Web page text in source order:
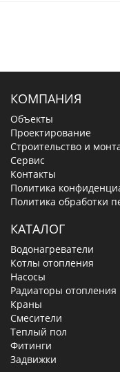
КОМПАНИЯ
Объекты
Проектирование
Строительство и
Сервис
Контакты
Политика
Политика обработки
КАТАЛОГ
Водонагреватели
Котлы отопления
Насосы
Радиаторы отопления
Краны
Смесители
Теплый пол
Фитинги
Задвижки